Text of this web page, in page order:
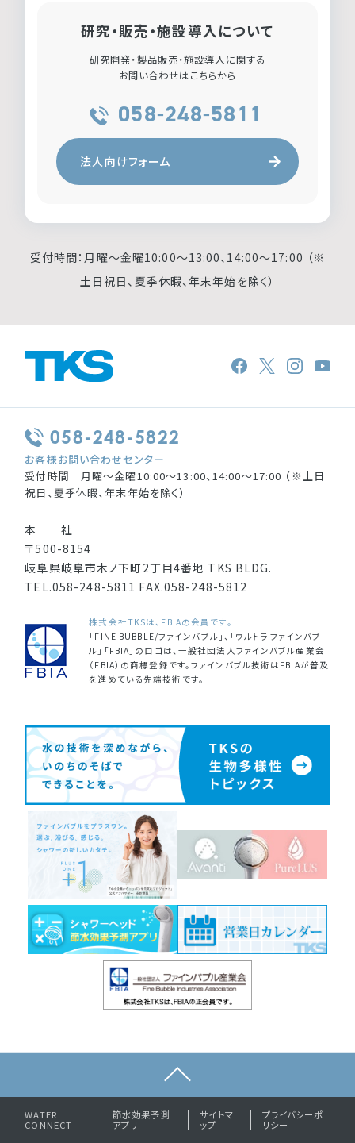
研究・販売・施設導入について
研究開発・製品販売・施設導入に関する
お問い合わせはこちらから
058-248-5811
法人向けフォーム
受付時間：月曜〜金曜10:00〜13:00、14:00〜17:00 （※
土日祝日、夏季休暇、年末年始を除く）
058-248-5822
お客様お問い合わせセンター
受付時間 月曜〜金曜10:00〜13:00、14:00〜17:00 （※土日
祝日、夏季休暇、年末年始を除く）
本 社
〒500-8154
岐阜県岐阜市木ノ下町2丁目4番地 TKS BLDG.
TEL.058-248-5811 FAX.058-248-5812
株式会社TKSは、FBIAの会員です。
「FINE BUBBLE/ファインバブル」、「ウルトラファインバブ
ル」「FBIA」のロゴは、一般社団法人ファインバブル産業会
（FBIA）の商標登録です。ファインバブル技術はFBIAが普及
を進めている先端技術です。
WATER
CONNECT
節水効果予測
アプリ
サイトマ
ップ
プライバシーポ
リシー